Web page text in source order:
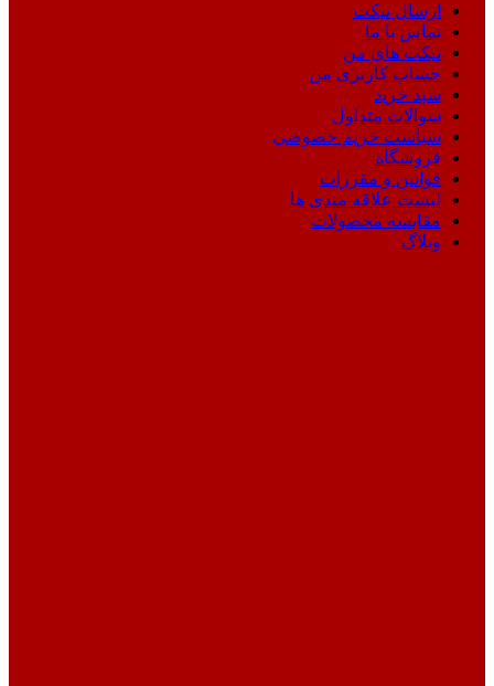
ارسال تیکت
تماس با ما
تیکت های من
حساب کاربری من
سبد خرید
سوالات متداول
سیاست حریم خصوصی
فروشگاه
قوانین و مقررات
لیست علاقه مندی ها
مقایسه محصولات
وبلاگ